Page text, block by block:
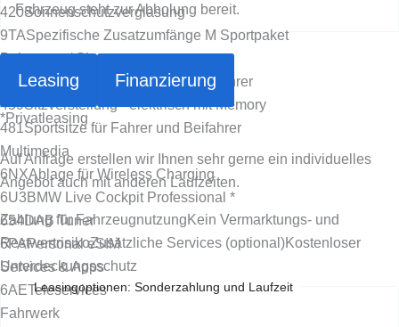
420Sonnenschutzverglasung
9TASpezifische Zusatzumfänge M Sportpaket
Polsterung/ Sitze
494Sitzheizung für Fahrer und Beifahrer
459Sitzverstellung - elektrisch mit Memory
481Sportsitze für Fahrer und Beifahrer
Multimedia
6NXAblage für Wireless Charging
6U3 BMW Live Cockpit Professional *
654DAB Tuner
6PAPersonal eSIM
Services & Apps
6AETeleservices
Fahrwerk
Fahrzeug steht zur Abholung bereit.
Leasing Finanzierung
*Privatleasing
Auf Anfrage erstellen wir Ihnen sehr gerne ein individuelles
Angebot auch mit anderen Laufzeiten.
Zahlung für Fahrzeugnutzung Kein Vermarktungs- und
RestwertrisikoZusätzliche Services (optional)Kostenloser
Unterdeckungsschutz
Leasingoptionen: Sonderzahlung und Laufzeit